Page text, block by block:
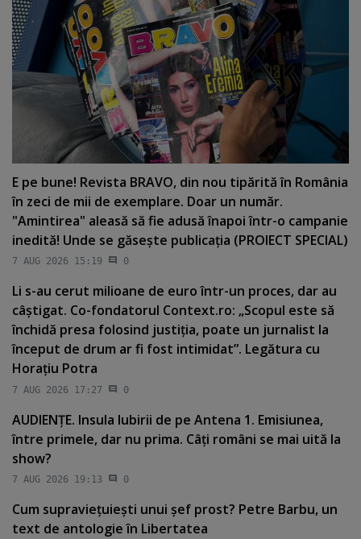
E pe bune! Revista BRAVO, din nou tipărită în România
în zeci de mii de exemplare. Doar un număr.
"Amintirea" aleasă să fie adusă înapoi într-o campanie
inedită! Unde se găseşte publicaţia (PROIECT SPECIAL)
7 AUG 2026 15:19 0
Li s-au cerut milioane de euro într-un proces, dar au
câştigat. Co-fondatorul Context.ro: „Scopul este să
închidă presa folosind justiţia, poate un jurnalist la
început de drum ar fi fost intimidat”. Legătura cu
Horaţiu Potra
7 AUG 2026 17:27 0
AUDIENŢE. Insula Iubirii de pe Antena 1. Emisiunea,
între primele, dar nu prima. Câţi români se mai uită la
show?
7 AUG 2026 19:13 0
Cum supravieţuieşti unui şef prost? Petre Barbu, un
text de antologie în Libertatea